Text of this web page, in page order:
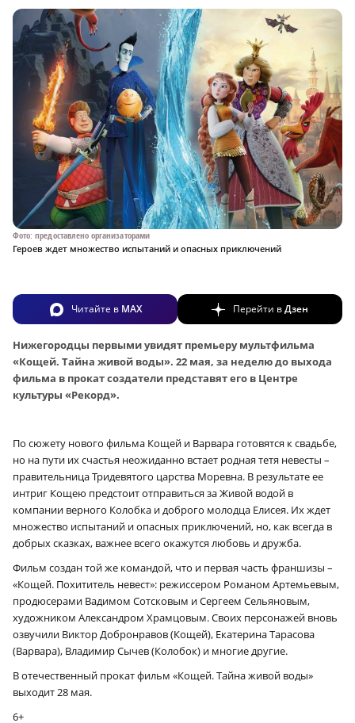
Фото: предоставлено организаторами
Героев ждет множество испытаний и опасных приключений
Читайте в MAX Перейти вДзен
Нижегородцы первыми увидят премьеру мультфильма
«Кощей. Тайна живой воды». 22 мая, за неделю до выхода
фильма в прокат создатели представят его в Центре
культуры «Рекорд».
По сюжету нового фильма Кощей и Варвара готовятся к свадьбе,
но на пути их счастья неожиданно встает родная тетя невесты –
правительница Тридевятого царства Моревна. В результате ее
интриг Кощею предстоит отправиться за Живой водой в
компании верного Колобка и доброго молодца Елисея. Их ждет
множество испытаний и опасных приключений, но, как всегда в
добрых сказках, важнее всего окажутся любовь и дружба.
Фильм создан той же командой, что и первая часть франшизы –
«Кощей. Похититель невест»: режиссером Романом Артемьевым,
продюсерами Вадимом Сотсковым и Сергеем Сельяновым,
художником Александром Храмцовым. Своих персонажей вновь
озвучили Виктор Добронравов (Кощей), Екатерина Тарасова
(Варвара), Владимир Сычев (Колобок) и многие другие.
В отечественный прокат фильм «Кощей. Тайна живой воды»
выходит 28 мая.
6+